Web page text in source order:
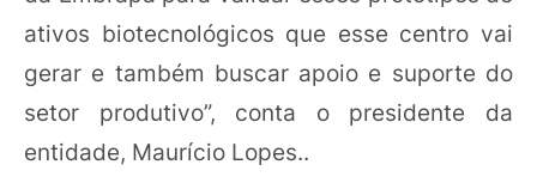
ativos biotecnológicos que esse centro vai
gerar e também buscar apoio e suporte do
setor produtivo”, conta o presidente da
entidade, Maurício Lopes..